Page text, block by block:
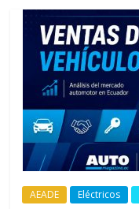
AEADE Eléctricos